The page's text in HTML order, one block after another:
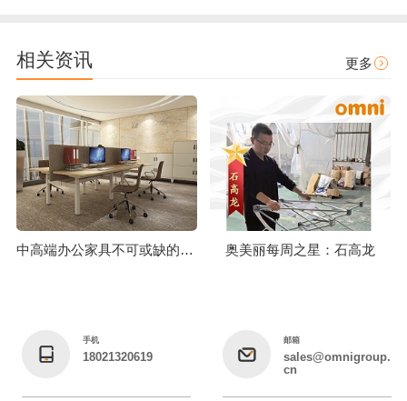
相关资讯 更多
中高端办公家具不可或缺的工艺技术标准 奥美丽每周之星：石高龙
手机
18021320619
邮箱
sales@omnigroup.
cn